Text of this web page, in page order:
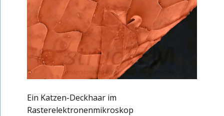
Ein Katzen-Deckhaar im
Rasterelektronenmikroskop